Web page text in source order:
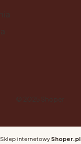
Sklep internetowy Shoper.pl